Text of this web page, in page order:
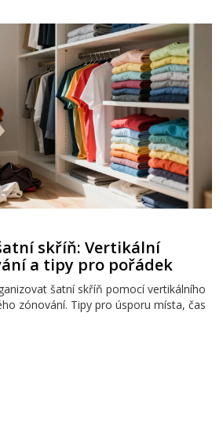
skříň: Vertikální
a tipy pro pořádek
šatní skříň pomocí vertikálního
zónování. Tipy pro úsporu místa, čas